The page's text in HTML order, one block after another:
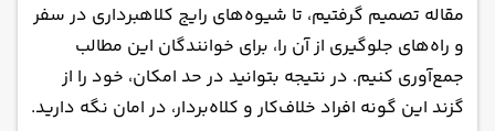
دریافت پول از خودپرداز بانکی
درخواست اطلاعات از طریق تلفن هتل
مقاله تصمیم گرفتیم، تا شیوه‌های رایج کلاهبرداری در سفر
و راه‌های جلوگیری از آن را، برای خوانندگان این مطالب
جمع‌آوری کنیم. در نتیجه بتوانید در حد امکان، خود را از
گزند این گونه افراد خلاف‌کار و کلاه‌بردار، در امان نگه دارید.